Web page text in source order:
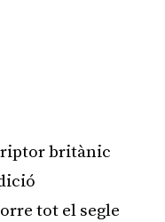
britànic
tot el segle